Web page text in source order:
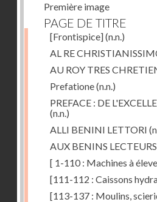
Première image
PAGE DE TITRE
[Frontispice](n.n.)
AL RE
AU ROY TRES
Prefatione(n.n.)
PREFACE : DE
(n.n.)
ALLI BENINI LETTORI
AUX BENINS LECTEURS
[ 1-110 : Machines à
[111-112 : Caissons
[113-137 : Moulins,